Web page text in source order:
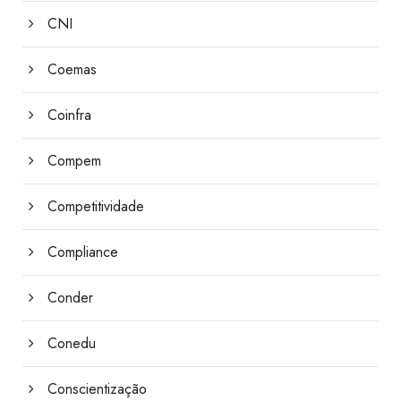
CNI
Coemas
Coinfra
Compem
Competitividade
Compliance
Conder
Conedu
Conscientização